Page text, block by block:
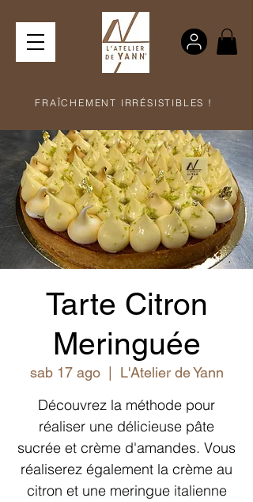
FRAÎCHEMENT IRRÉSISTIBLES !
Tarte Citron
Meringuée
sab 17 ago
  |
L'Atelier de Yann
Découvrez la méthode pour
réaliser une délicieuse pâte
sucrée et crème d'amandes. Vous
réaliserez également la crème au
citron et une meringue italienne